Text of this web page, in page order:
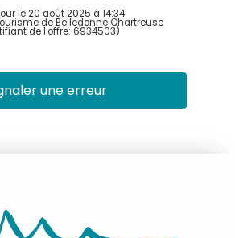
le 20 août 2025 à 14:34
de Belledonne Chartreuse
de l'offre: 6934503)
une erreur